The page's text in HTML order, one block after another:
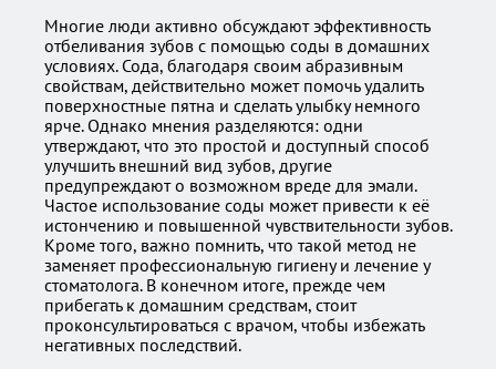
Многие люди активно обсуждают эффективность
отбеливания зубов с помощью соды в домашних
условиях. Сода, благодаря своим абразивным
свойствам, действительно может помочь удалить
поверхностные пятна и сделать улыбку немного
ярче. Однако мнения разделяются: одни
утверждают, что это простой и доступный способ
улучшить внешний вид зубов, другие
предупреждают о возможном вреде для эмали.
Частое использование соды может привести к её
истончению и повышенной чувствительности зубов.
Кроме того, важно помнить, что такой метод не
заменяет профессиональную гигиену и лечение у
стоматолога. В конечном итоге, прежде чем
прибегать к домашним средствам, стоит
проконсультироваться с врачом, чтобы избежать
негативных последствий.